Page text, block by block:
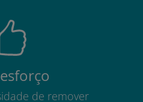
de remover